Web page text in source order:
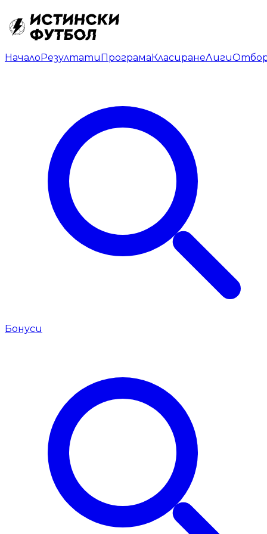
НачалоРезултатиПрограмаКласиранеЛиги
Бонуси